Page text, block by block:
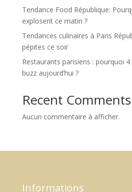
Tendance Food République:
explosent ce matin ?
Tendances culinaires à Paris
pépites ce soir
Restaurants parisiens : pourquoi
buzz aujourd’hui ?
Recent Comments
Aucun commentaire à afficher.
Informations